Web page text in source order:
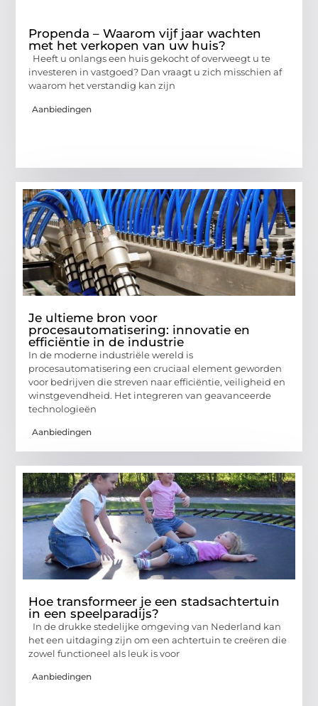
Propenda – Waarom vijf jaar wachten
met het verkopen van uw huis?
Heeft u onlangs een huis gekocht of overweegt u te
investeren in vastgoed? Dan vraagt u zich misschien af
waarom het verstandig kan zijn
Aanbiedingen
Je ultieme bron voor
procesautomatisering: innovatie en
efficiëntie in de industrie
In de moderne industriële wereld is
procesautomatisering een cruciaal element geworden
voor bedrijven die streven naar efficiëntie, veiligheid en
winstgevendheid. Het integreren van geavanceerde
technologieën
Aanbiedingen
Hoe transformeer je een stadsachtertuin
in een speelparadijs?
In de drukke stedelijke omgeving van Nederland kan
het een uitdaging zijn om een achtertuin te creëren die
zowel functioneel als leuk is voor
Aanbiedingen